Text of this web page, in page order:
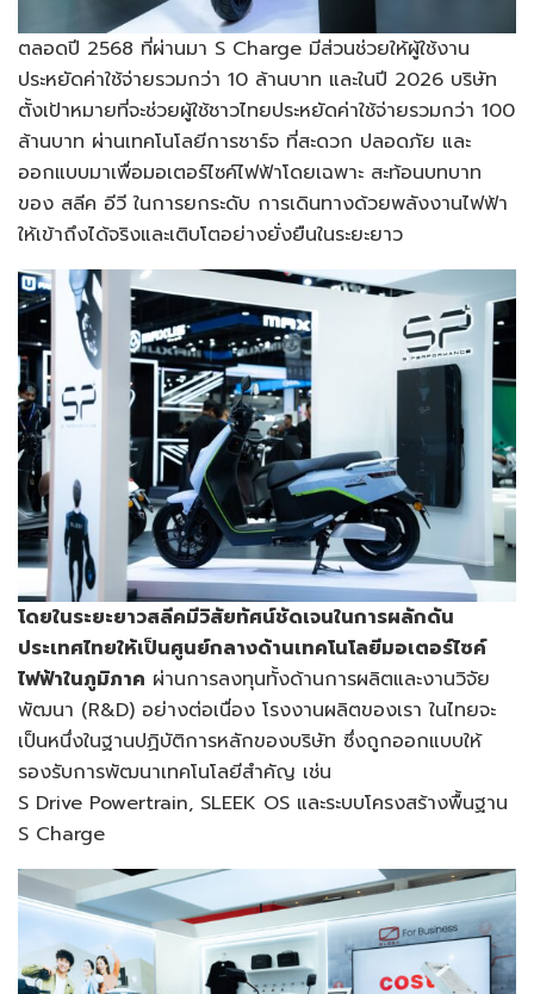
ตลอดปี 2568 ที่ผ่านมา S Charge มีส่วนช่วยให้ผู้ใช้งาน
ประหยัดค่าใช้จ่ายรวมกว่า 10 ล้านบาท และในปี 2026 บริษัท
ตั้งเป้าหมายที่จะช่วยผู้ใช้ชาวไทยประหยัดค่าใช้จ่ายรวมกว่า 100
ล้านบาท ผ่านเทคโนโลยีการชาร์จ ที่สะดวก ปลอดภัย และ
ออกแบบมาเพื่อมอเตอร์ไซค์ไฟฟ้าโดยเฉพาะ สะท้อนบทบาท
ของ สลีค อีวี ในการยกระดับ การเดินทางด้วยพลังงานไฟฟ้า
ให้เข้าถึงได้จริงและเติบโตอย่างยั่งยืนในระยะยาว
โดยในระยะยาวสลีคมีวิสัยทัศน์ชัดเจนในการผลักดัน
ประเทศไทยให้เป็นศูนย์กลางด้านเทคโนโลยีมอเตอร์ไซค์
ไฟฟ้าในภูมิภาค ผ่านการลงทุนทั้งด้านการผลิตและงานวิจัย
พัฒนา (R&D) อย่างต่อเนื่อง โรงงานผลิตของเรา ในไทยจะ
เป็นหนึ่งในฐานปฏิบัติการหลักของบริษัท ซึ่งถูกออกแบบให้
รองรับการพัฒนาเทคโนโลยีสำคัญ เช่น
S Drive Powertrain, SLEEK OS และระบบโครงสร้างพื้นฐาน
S Charge